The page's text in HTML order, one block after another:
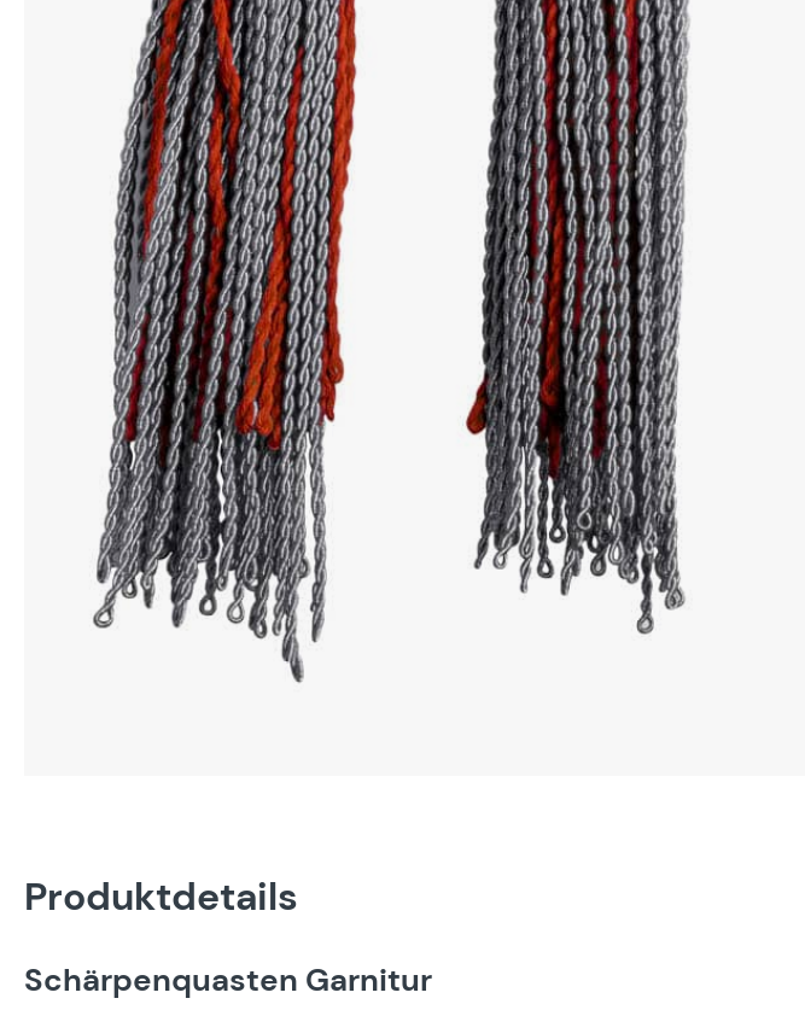
Produktdetails
Schärpenquasten Garnitur